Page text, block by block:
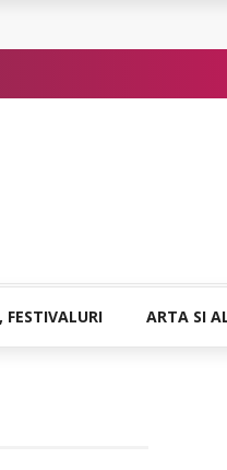
FESTIVALURI ARTA SI